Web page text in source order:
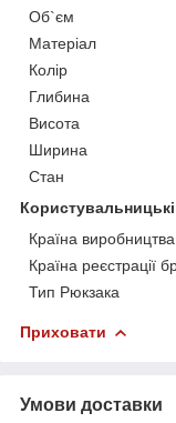
Об`єм
Матеріал
Колір
Глибина
Висота
Ширина
Стан
Країна виробництва
Країна реєстрації
Тип Рюкзака
Приховати
Умови доставки